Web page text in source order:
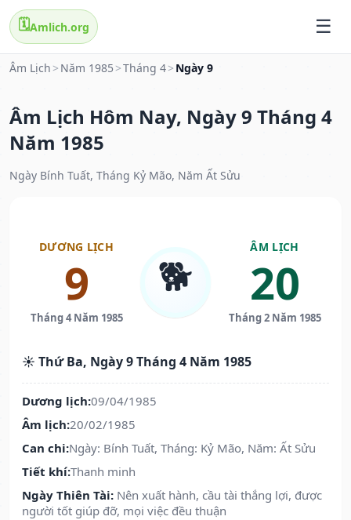
🗓️Amlich.org
Âm Lịch > Năm 1985 >Tháng 4> Ngày 9
Âm Lịch Hôm Nay, Ngày 9 Tháng 4
Năm 1985
Ngày Bính Tuất, Tháng Kỷ Mão, Năm Ất Sửu
DƯƠNG LỊCH
9
Tháng 4 Năm 1985
🐕
ÂM LỊCH
20
Tháng 2 Năm 1985
☀️ Thứ Ba, Ngày 9 Tháng 4 Năm 1985
Dương lịch:09/04/1985
Âm lịch:20/02/1985
Can chi:Ngày: Bính Tuất, Tháng: Kỷ Mão, Năm: Ất Sửu
Tiết khí:Thanh minh
Ngày Thiên Tài: Nên xuất hành, cầu tài thắng lợi, được
người tốt giúp đỡ, mọi việc đều thuận